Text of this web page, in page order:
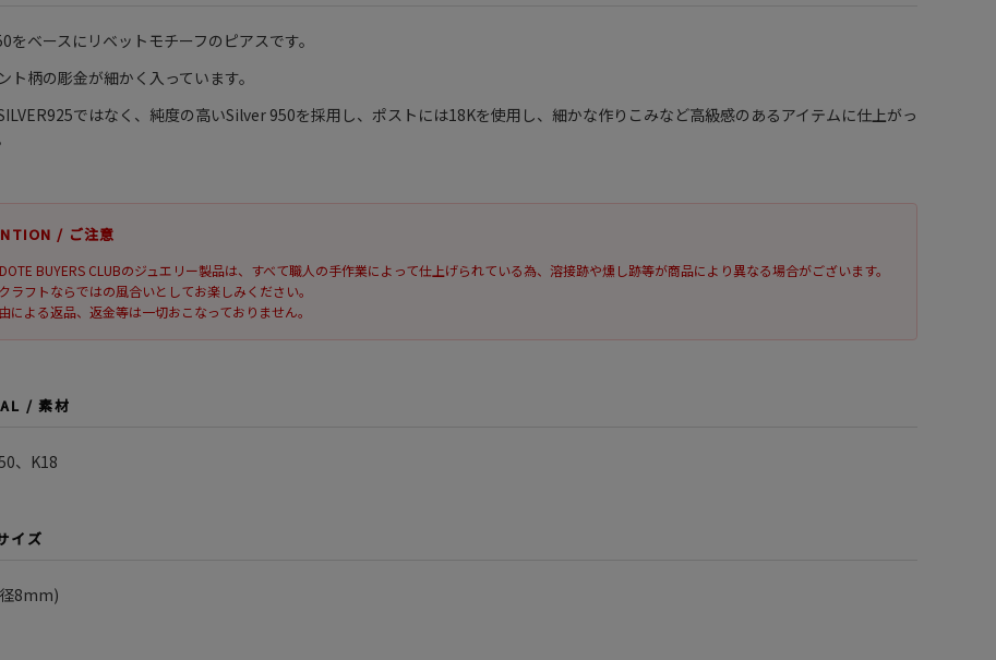
をベースにリベットモチーフのピアスです。
ト柄の彫金が細かく入っています。
ではなく、純度の高いSilver 950を採用し、ポストには18Kを使用し、細かな作りこみなど高級感のあるアイテムに仕上がっ
/ ご注意
BUYERS CLUBのジュエリー製品は、すべて職人の手作業によって仕上げられている為、溶接跡や燻し跡等が商品により異なる場合がございます。
ラフトならではの風合いとしてお楽しみください。
による返品、返金等は一切おこなっておりません。
/ 素材
、K18
イズ
8mm)